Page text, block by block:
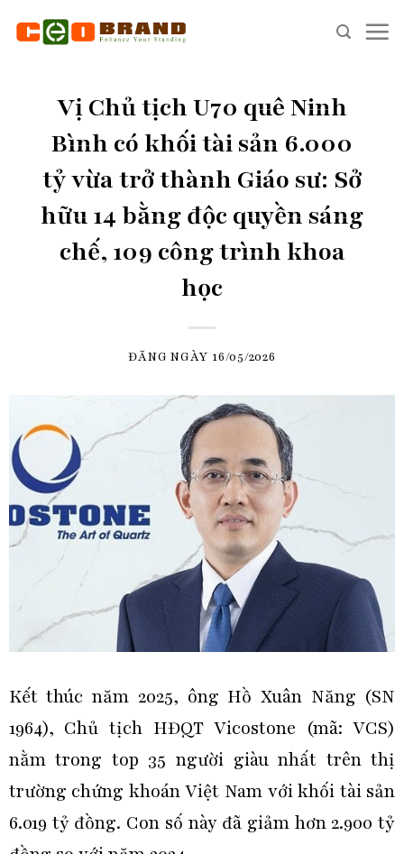
Vị Chủ tịch U70 quê Ninh
Bình có khối tài sản 6.000
tỷ vừa trở thành Giáo sư: Sở
hữu 14 bằng độc quyền sáng
chế, 109 công trình khoa
học
ĐĂNG NGÀY 16/05/2026
Kết thúc năm 2025, ông Hồ Xuân Năng (SN
1964), Chủ tịch HĐQT Vicostone (mã: VCS)
nằm trong top 35 người giàu nhất trên thị
trường chứng khoán Việt Nam với khối tài sản
6.019 tỷ đồng. Con số này đã giảm hơn 2.900 tỷ